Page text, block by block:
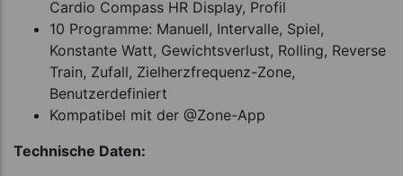
Cardio Compass HR Display, Profil
10 Programme: Manuell, Intervalle, Spiel,
Konstante Watt, Gewichtsverlust, Rolling, Reverse
Train, Zufall, Zielherzfrequenz-Zone,
Benutzerdefiniert
Kompatibel mit der @Zone-App
Technische Daten: